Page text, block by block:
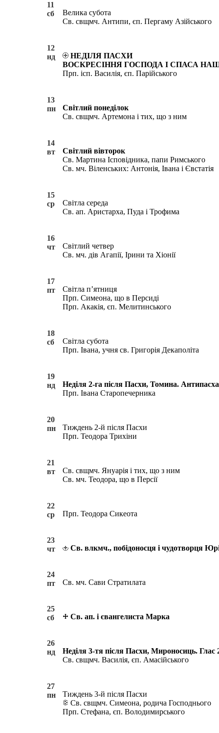
11
сб
Велика субота
Св. свщмч. Антипи, єп. Пергаму Азійського
12
нд
НЕДІЛЯ ПАСХИ
ВОСКРЕСІННЯ ГОСПОДА І СПАСА
Прп. ісп. Василія, єп. Парійського
13
пн
Світлий понеділок
Св. свщмч. Артемона і тих, що з ним
14
вт
Світлий вівторок
Св. Мартина Ісповідника, папи Римського
Св. мч. Віленських: Антонія, Івана і Євстатія
15
ср
Світла середа
Св. ап. Аристарха, Пуда і Трофима
16
чт
Світлий четвер
Св. мч. дів Агапії, Ірини та Хіонії
17
пт
Світла п’ятниця
Прп. Симеона, що в Персиді
Прп. Акакія, єп. Мелитинського
18
сб
Світла субота
Прп. Івана, учня св. Григорія Декаполіта
19
нд
Неділя 2-га після Пасхи, Томина.
Прп. Івана Старопечерника
20
пн
Тиждень 2-й після Пасхи
Прп. Теодора Трихіни
21
вт
Св. свщмч. Януарія і тих, що з ним
Св. мч. Теодора, що в Персії
22
ср
Прп. Теодора Сикеота
23
чт
Св. влкмч., побідоносця і чудотворця
24
пт
Св. мч. Сави Стратилата
25
сб
Св. ап. і євангелиста Марка
26
нд
Неділя 3-тя після Пасхи, Мироносиць. Глас
Св. свщмч. Василія, єп. Амасійського
27
пн
Тиждень 3-й після Пасхи
Св. свщмч. Симеона, родича Господнього
Прп. Стефана, єп. Володимирського